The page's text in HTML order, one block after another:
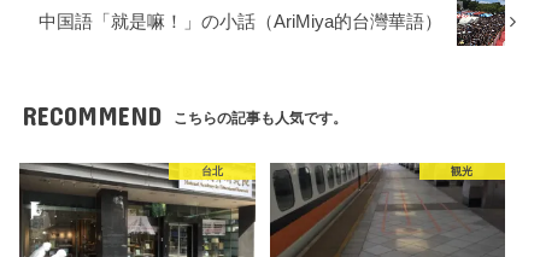
中国語「就是嘛！」の小話（AriMiya的台灣華語）
RECOMMEND こちらの記事も人気です。
台北 観光